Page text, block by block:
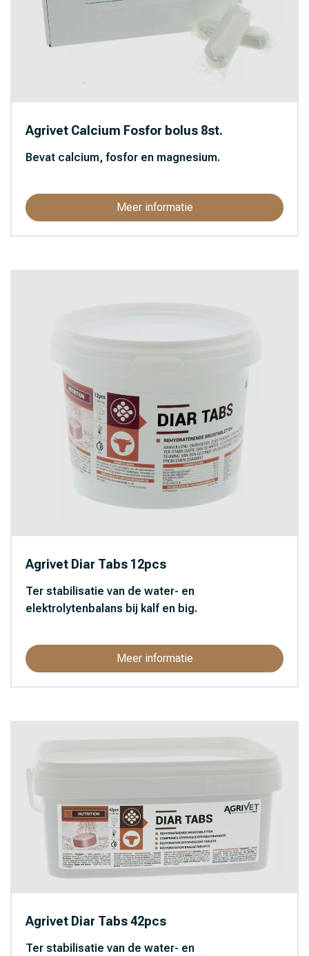
Vuxxx (10)
Agrivet Calcium Fosfor bolus 8st.
Bevat calcium, fosfor en magnesium.
Meer informatie
Agrivet Diar Tabs 12pcs
Ter stabilisatie van de water- en
elektrolytenbalans bij kalf en big.
Meer informatie
Agrivet Diar Tabs 42pcs
Ter stabilisatie van de water- en